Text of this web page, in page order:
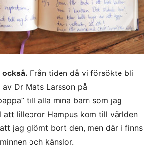
också. Från tiden då vi försökte bli
Dr Mats Larsson på
till alla mina barn som jag
att lillebror Hampus kom till världen
jag glömt bort den, men där i finns
och känslor.